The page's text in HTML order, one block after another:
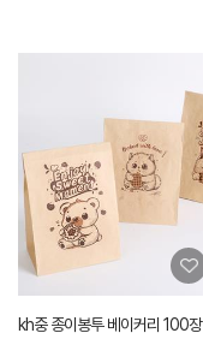
kh중 종이봉투 베이커리 100장